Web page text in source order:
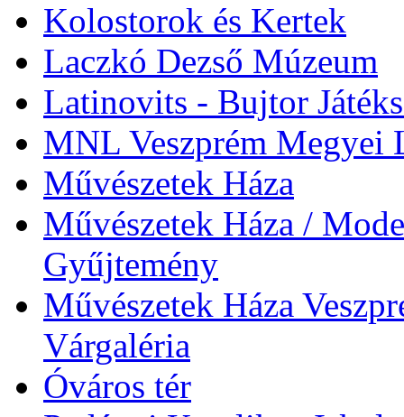
Kolostorok és Kertek
Laczkó Dezső Múzeum
Latinovits - Bujtor
MNL Veszprém Megyei
Művészetek Háza
Művészetek Háza /
Gyűjtemény
Művészetek Háza
Várgaléria
Óváros tér